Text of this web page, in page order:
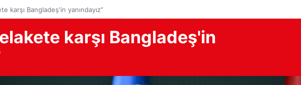
karşı Bangladeş'in yanındayız”
karşı Bangladeş'in